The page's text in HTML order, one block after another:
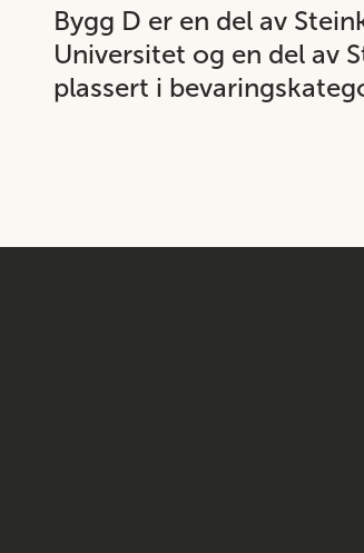
Bygg D er en del av
Universitet og en del av
plassert i